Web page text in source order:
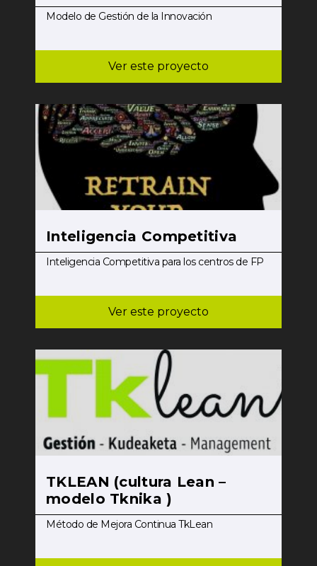
Modelo de Gestión de la Innovación
Ver este proyecto
Inteligencia Competitiva
Inteligencia Competitiva para los centros de FP
Ver este proyecto
TKLEAN (cultura Lean –
modelo Tknika )
Método de Mejora Continua TkLean